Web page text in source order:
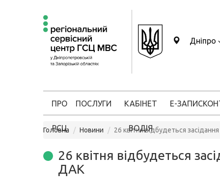
Дніпро
ПРО
РСЦ
ПОСЛУГИ КАБІНЕТ
ВОДІЯ
Е-ЗАПИС
Головна Новини 26 квітня відбудеться
26 квітня відбудеться
ДАК